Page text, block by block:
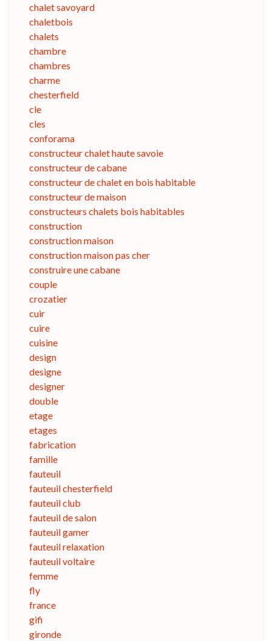
chalet savoyard
chaletbois
chalets
chambre
chambres
charme
chesterfield
cle
cles
conforama
constructeur chalet haute savoie
constructeur de cabane
constructeur de chalet en bois habitable
constructeur de maison
constructeurs chalets bois habitables
construction
construction maison
construction maison pas cher
construire une cabane
couple
crozatier
cuir
cuire
cuisine
design
designe
designer
double
etage
etages
fabrication
famille
fauteuil
fauteuil chesterfield
fauteuil club
fauteuil de salon
fauteuil gamer
fauteuil relaxation
fauteuil voltaire
femme
fly
france
gifi
gironde